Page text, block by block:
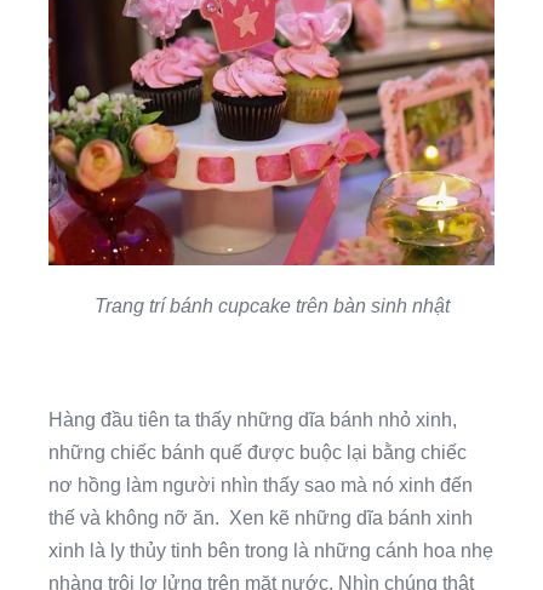
Trang trí bánh cupcake trên bàn sinh nhật
Hàng đầu tiên ta thấy những dĩa bánh nhỏ xinh,
những chiếc bánh quế được buộc lại bằng chiếc
nơ hồng làm người nhìn thấy sao mà nó xinh đến
thế và không nỡ ăn. Xen kẽ những dĩa bánh xinh
xinh là ly thủy tinh bên trong là những cánh hoa nhẹ
nhàng trôi lơ lửng trên mặt nước. Nhìn chúng thật